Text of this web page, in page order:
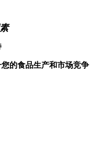
的食品生产和市场竞争